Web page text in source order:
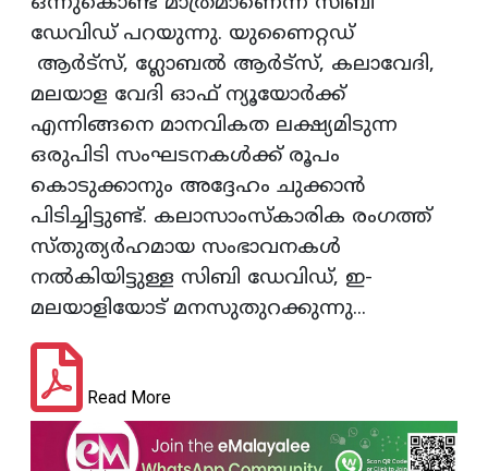
ഡേവിഡ് പറയുന്നു. യുണൈറ്റഡ്
ആർട്സ്, ഗ്ലോബൽ ആർട്സ്, കലാവേദി,
മലയാള വേദി ഓഫ് ന്യൂയോർക്ക്
എന്നിങ്ങനെ മാനവികത ലക്ഷ്യമിടുന്ന
ഒരുപിടി സംഘടനകൾക്ക് രൂപം
കൊടുക്കാനും അദ്ദേഹം ചുക്കാൻ
പിടിച്ചിട്ടുണ്ട്. കലാസാംസ്കാരിക രംഗത്ത്
സ്തുത്യർഹമായ സംഭാവനകൾ
നൽകിയിട്ടുള്ള സിബി ഡേവിഡ്, ഇ-
മലയാളിയോട് മനസുതുറക്കുന്നു...
Read More